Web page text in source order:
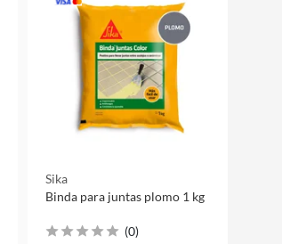
Sika
Binda para juntas plomo 1 kg
(0)